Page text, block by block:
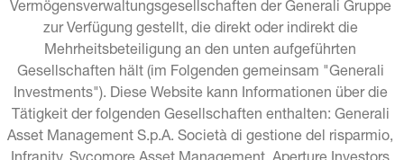
Vermögensverwaltungsgesellschaften der Generali Gruppe
zur Verfügung gestellt, die direkt oder indirekt die
Mehrheitsbeteiligung an den unten aufgeführten
Gesellschaften hält (im Folgenden gemeinsam "Generali
Investments"). Diese Website kann Informationen über die
Tätigkeit der folgenden Gesellschaften enthalten: Generali
Asset Management S.p.A. Società di gestione del risparmio,